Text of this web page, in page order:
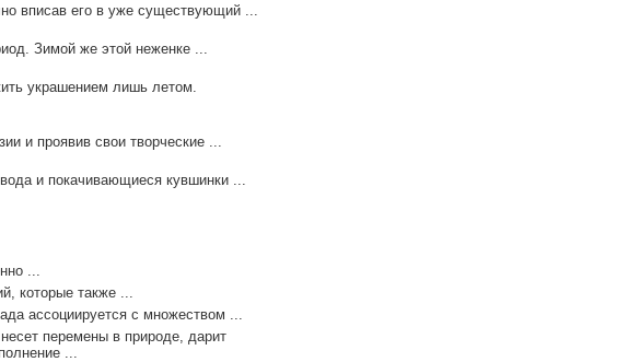
вписав его в уже существующий ...
Зимой же этой неженке ...
украшением лишь летом.
и проявив свои творческие ...
и покачивающиеся кувшинки ...
...
которые также ...
ассоциируется с множеством ...
перемены в природе, дарит
...